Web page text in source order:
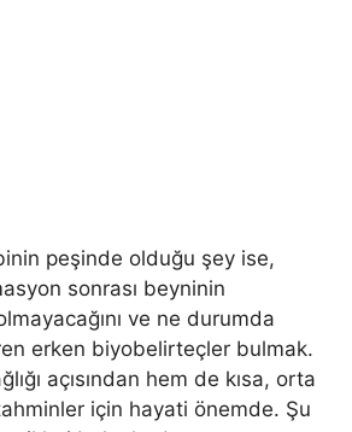
peşinde olduğu şey ise,
sonrası beyninin
ve ne durumda
erken biyobelirteçler bulmak.
açısından hem de kısa, orta
için hayati önemde. Şu